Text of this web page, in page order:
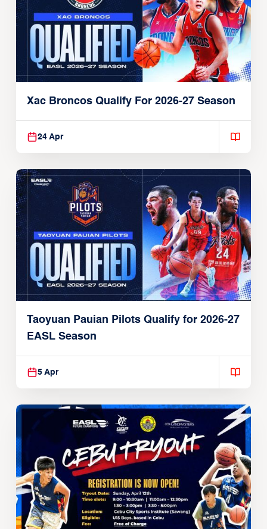
Xac Broncos Qualify For 2026-27 Season
24 Apr
Taoyuan Pauian Pilots Qualify for 2026-27
EASL Season
5 Apr